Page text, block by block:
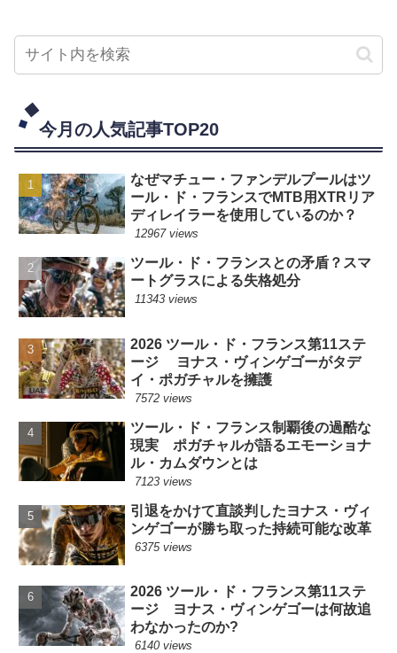
今月の人気記事TOP20
なぜマチュー・ファンデルプールはツ
ール・ド・フランスでMTB用XTRリア
ディレイラーを使用しているのか？
12967 views
ツール・ド・フランスとの矛盾？スマ
ートグラスによる失格処分
11343 views
2026 ツール・ド・フランス第11ステ
ージ ヨナス・ヴィンゲゴーがタデ
イ・ポガチャルを擁護
7572 views
ツール・ド・フランス制覇後の過酷な
現実 ポガチャルが語るエモーショナ
ル・カムダウンとは
7123 views
引退をかけて直談判したヨナス・ヴィ
ンゲゴーが勝ち取った持続可能な改革
6375 views
2026 ツール・ド・フランス第11ステ
ージ ヨナス・ヴィンゲゴーは何故追
わなかったのか?
6140 views